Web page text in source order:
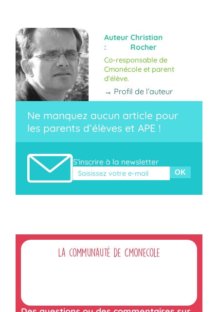
Auteur
:
Christian
Rocher
Co-responsable de
Cmonécole et parent
d’élève.
→ Profil de l’auteur
Ne manquez aucun article pour
les parents d’élèves et APE !
S’inscrire à la newsletter
Veuillez laisser ce champ vide.
La communauté de Cmonecole